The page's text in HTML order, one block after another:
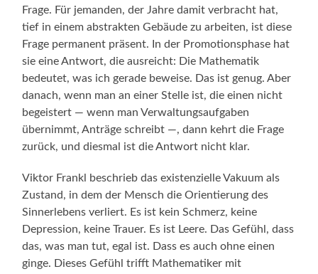
Frage. Für jemanden, der Jahre damit verbracht hat,
tief in einem abstrakten Gebäude zu arbeiten, ist diese
Frage permanent präsent. In der Promotionsphase hat
sie eine Antwort, die ausreicht: Die Mathematik
bedeutet, was ich gerade beweise. Das ist genug. Aber
danach, wenn man an einer Stelle ist, die einen nicht
begeistert — wenn man Verwaltungsaufgaben
übernimmt, Anträge schreibt —, dann kehrt die Frage
zurück, und diesmal ist die Antwort nicht klar.
Viktor Frankl beschrieb das existenzielle Vakuum als
Zustand, in dem der Mensch die Orientierung des
Sinnerlebens verliert. Es ist kein Schmerz, keine
Depression, keine Trauer. Es ist Leere. Das Gefühl, dass
das, was man tut, egal ist. Dass es auch ohne einen
ginge. Dieses Gefühl trifft Mathematiker mit